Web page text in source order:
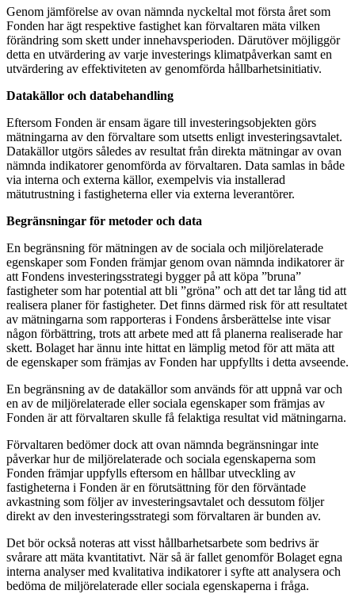
Genom jämförelse av ovan nämnda nyckeltal mot första året som
Fonden har ägt respektive fastighet kan förvaltaren mäta vilken
förändring som skett under innehavsperioden. Därutöver möjliggör
detta en utvärdering av varje investerings klimatpåverkan samt en
utvärdering av effektiviteten av genomförda hållbarhetsinitiativ.
Datakällor och databehandling
Eftersom Fonden är ensam ägare till investeringsobjekten görs
mätningarna av den förvaltare som utsetts enligt investeringsavtalet.
Datakällor utgörs således av resultat från direkta mätningar av ovan
nämnda indikatorer genomförda av förvaltaren. Data samlas in både
via interna och externa källor, exempelvis via installerad
mätutrustning i fastigheterna eller via externa leverantörer.
Begränsningar för metoder och data
En begränsning för mätningen av de sociala och miljörelaterade
egenskaper som Fonden främjar genom ovan nämnda indikatorer är
att Fondens investeringsstrategi bygger på att köpa ”bruna”
fastigheter som har potential att bli ”gröna” och att det tar lång tid att
realisera planer för fastigheter. Det finns därmed risk för att resultatet
av mätningarna som rapporteras i Fondens årsberättelse inte visar
någon förbättring, trots att arbete med att få planerna realiserade har
skett. Bolaget har ännu inte hittat en lämplig metod för att mäta att
de egenskaper som främjas av Fonden har uppfyllts i detta avseende.
En begränsning av de datakällor som används för att uppnå var och
en av de miljörelaterade eller sociala egenskaper som främjas av
Fonden är att förvaltaren skulle få felaktiga resultat vid mätningarna.
Förvaltaren bedömer dock att ovan nämnda begränsningar inte
påverkar hur de miljörelaterade och sociala egenskaperna som
Fonden främjar uppfylls eftersom en hållbar utveckling av
fastigheterna i Fonden är en förutsättning för den förväntade
avkastning som följer av investeringsavtalet och dessutom följer
direkt av den investeringsstrategi som förvaltaren är bunden av.
Det bör också noteras att visst hållbarhetsarbete som bedrivs är
svårare att mäta kvantitativt. När så är fallet genomför Bolaget egna
interna analyser med kvalitativa indikatorer i syfte att analysera och
bedöma de miljörelaterade eller sociala egenskaperna i fråga.